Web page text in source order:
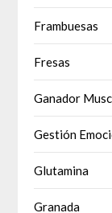
Frambuesas
Fresas
Ganador
Gestión
Glutamina
Granada